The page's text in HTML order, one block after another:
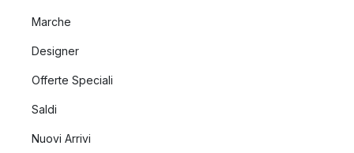
Marche
Designer
Offerte Speciali
Saldi
Nuovi Arrivi